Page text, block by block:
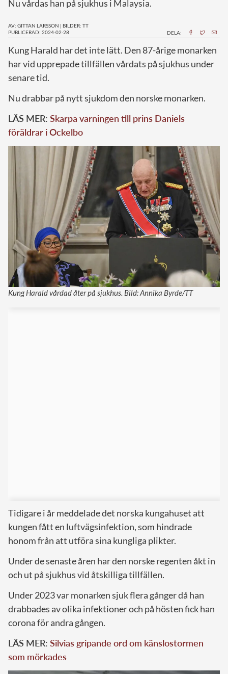
Nu vårdas han på sjukhus i Malaysia.
AV: GITTAN LARSSON | BILDER: TT
PUBLICERAD: 2024-02-28
DELA:
Kung Harald har det inte lätt. Den 87-årige monarken
har vid upprepade tillfällen vårdats på sjukhus under
senare tid.
Nu drabbar på nytt sjukdom den norske monarken.
LÄS MER: Skarpa varningen till prins Daniels
föräldrar i Ockelbo
Kung Harald vårdad åter på sjukhus. Bild: Annika Byrde/TT
Tidigare i år meddelade det norska kungahuset att
kungen fått en luftvägsinfektion, som hindrade
honom från att utföra sina kungliga plikter.
Under de senaste åren har den norske regenten åkt in
och ut på sjukhus vid åtskilliga tillfällen.
Under 2023 var monarken sjuk flera gånger då han
drabbades av olika infektioner och på hösten fick han
corona för andra gången.
LÄS MER: Silvias gripande ord om känslostormen
som mörkades